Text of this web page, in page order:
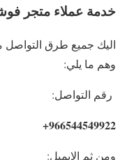
خدمة عملاء متجر
اليك جميع طرق
وهم ما يلي:
رقم التواصل:
966544549922+
ومن ثم الإيميل: